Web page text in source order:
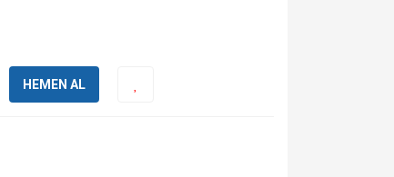
HEMEN AL